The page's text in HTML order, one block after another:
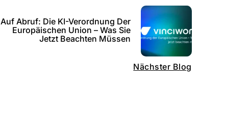
Nächster Blog
Auf Abruf: Die KI-Verordnung Der
Europäischen Union – Was Sie
Jetzt Beachten Müssen